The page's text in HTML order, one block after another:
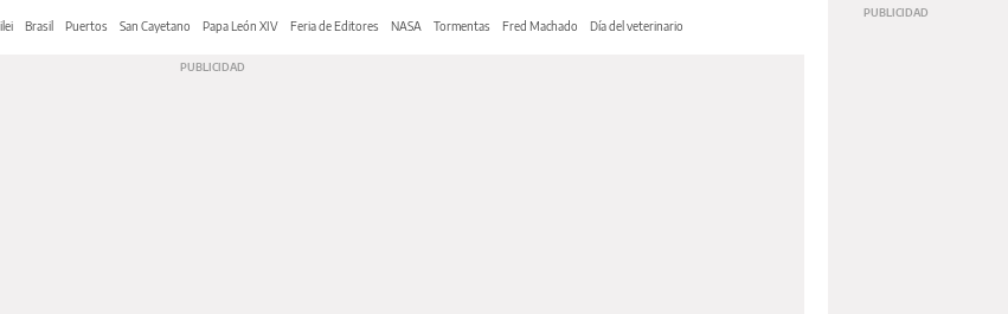
Brasil Puertos San Cayetano Papa León XIV Feria de Editores NASA Tormentas Fred Machado Día del veterinario